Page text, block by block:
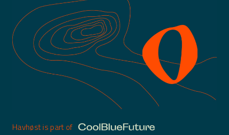
Havhøst is part of